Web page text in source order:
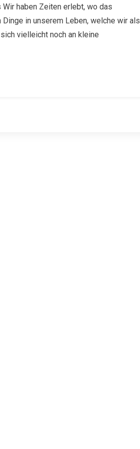
haben Zeiten erlebt, wo das
in unserem Leben, welche wir als
vielleicht noch an kleine